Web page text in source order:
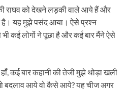
राघव को देखने लड़की वाले आये हैं और
यह मुझे पसंद आया। ऐसे प्रश्न
कई लोगों ने पूछा है और कई बार मैंने ऐसे
कई बार कहानी की तेजी मुझे थोड़ा खली
बदलाव आये वो कैसे आये? यह चीज अगर